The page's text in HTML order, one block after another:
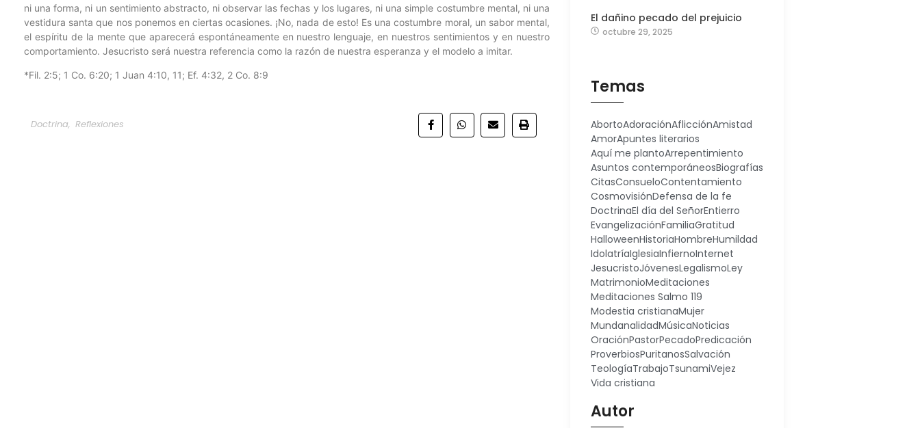
ni una forma, ni un sentimiento abstracto, ni observar las fechas y los lugares, ni una simple costumbre mental, ni una
vestidura santa que nos ponemos en ciertas ocasiones. ¡No, nada de esto! Es una costumbre moral, un sabor mental,
el espíritu de la mente que aparecerá espontáneamente en nuestro lenguaje, en nuestros sentimientos y en nuestro
comportamiento. Jesucristo será nuestra referencia como la razón de nuestra esperanza y el modelo a imitar.
*Fil. 2:5; 1 Co. 6:20; 1 Juan 4:10, 11; Ef. 4:32, 2 Co. 8:9
Doctrina, Reflexiones
El dañino pecado del prejuicio
octubre 29, 2025
Temas
AbortoAdoraciónAflicciónAmistad
AmorApuntes literarios
Aquí me plantoArrepentimiento
Asuntos contemporáneosBiografías
CitasConsueloContentamiento
CosmovisiónDefensa de la fe
DoctrinaEl día del SeñorEntierro
EvangelizaciónFamiliaGratitud
HalloweenHistoriaHombreHumildad
IdolatríaIglesiaInfiernoInternet
JesucristoJóvenesLegalismoLey
MatrimonioMeditaciones
Meditaciones Salmo 119
Modestia cristianaMujer
MundanalidadMúsicaNoticias
OraciónPastorPecadoPredicación
ProverbiosPuritanosSalvación
TeologíaTrabajoTsunamiVejez
Vida cristiana
Autor